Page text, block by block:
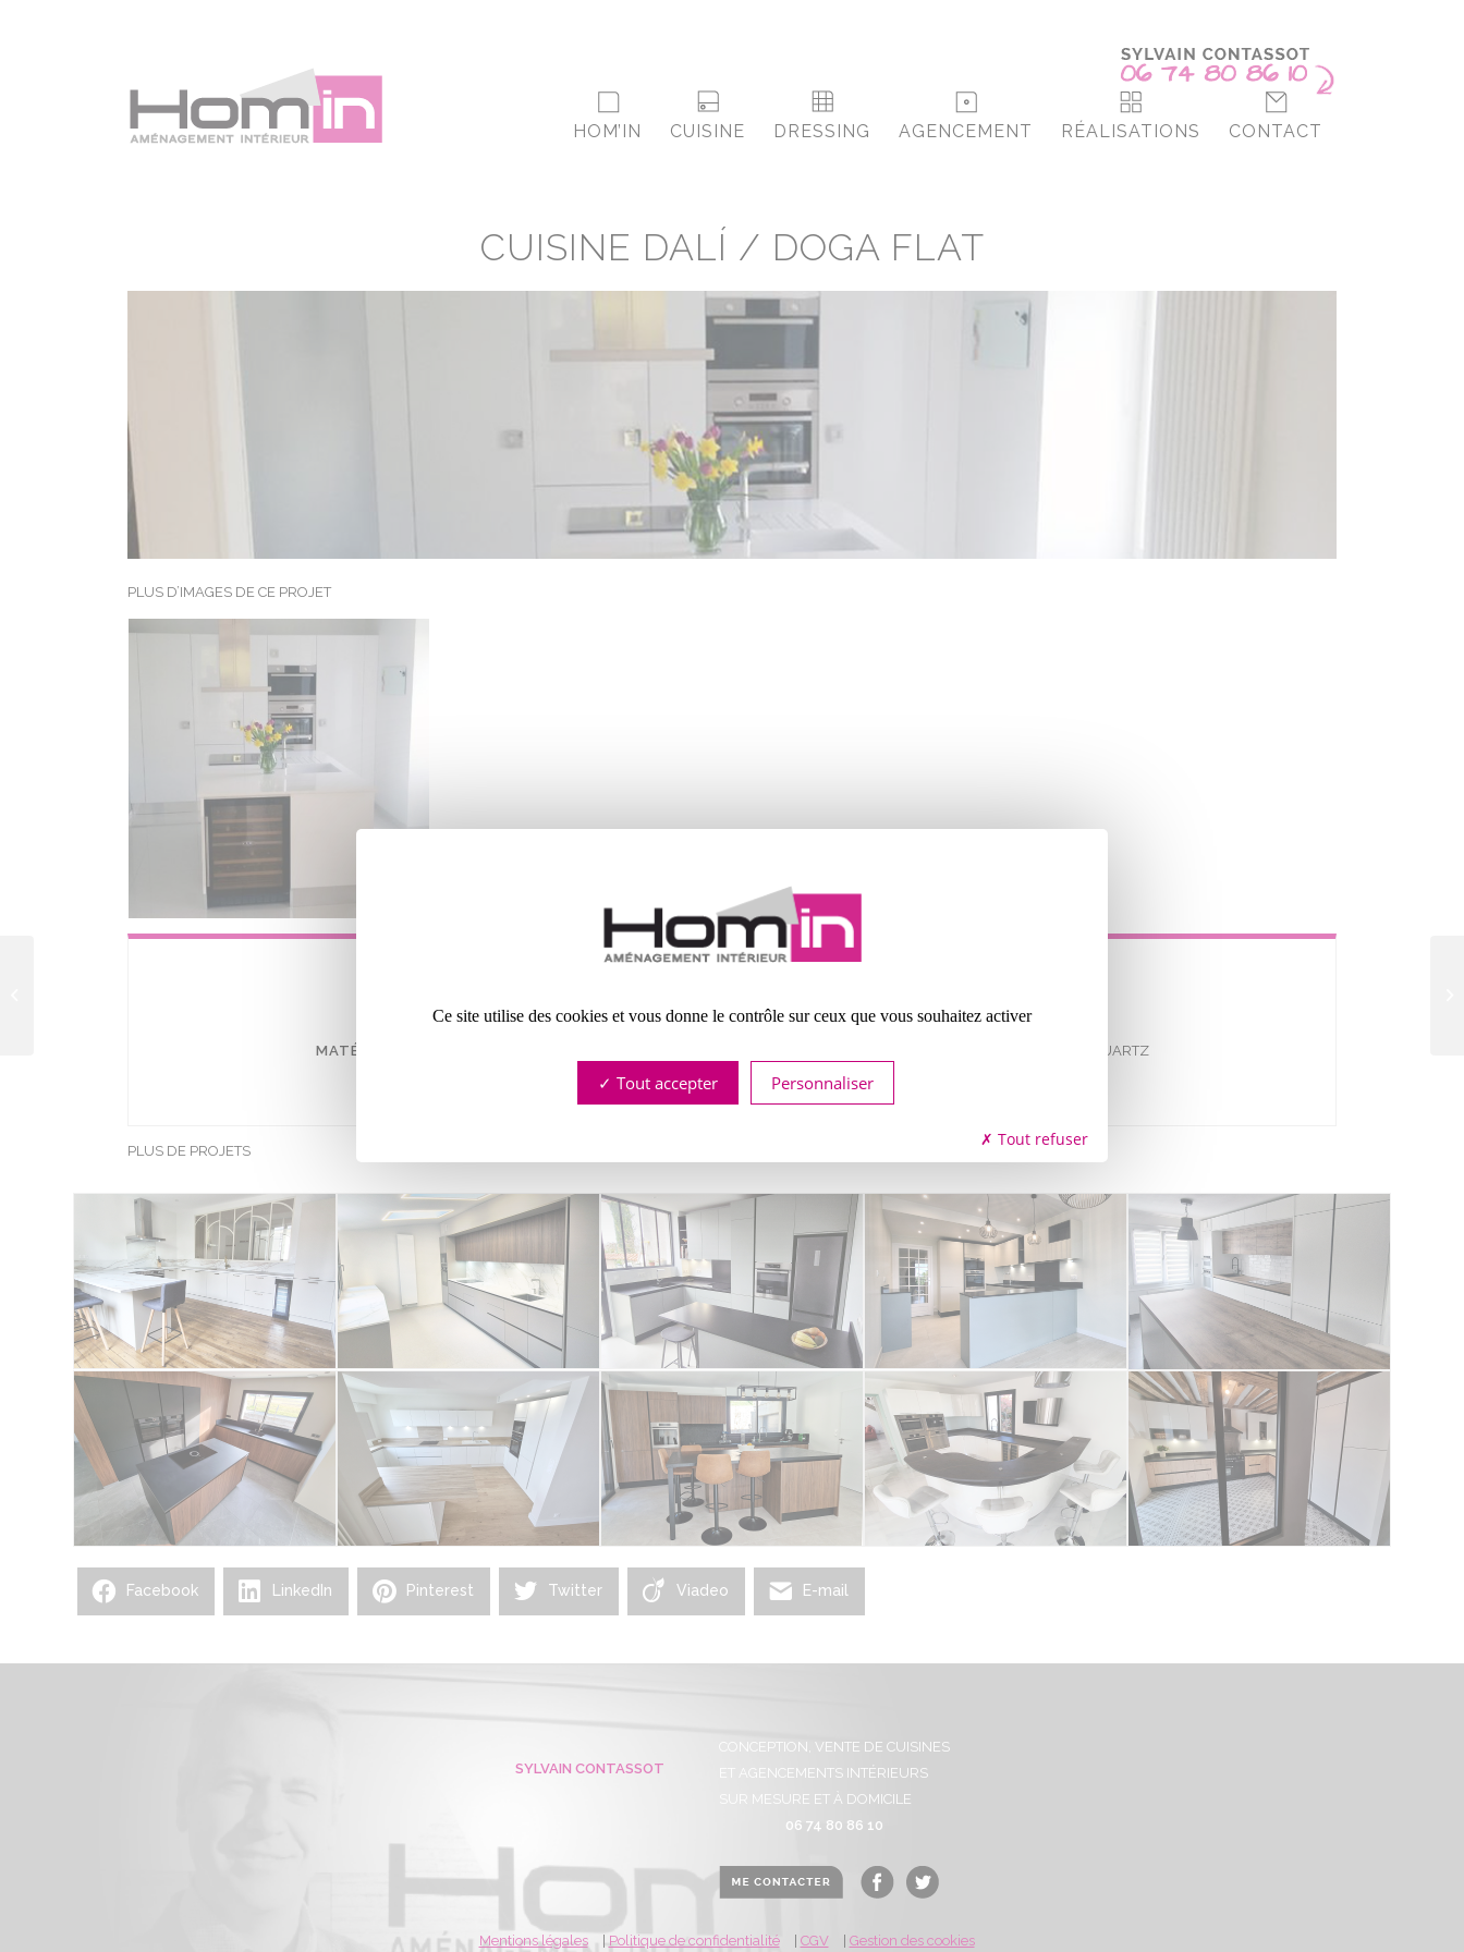
HOM’IN CUISINE DRESSING AGENCEMENT RÉALISATIONS CONTACT
CUISINE DALÍ / DOGA FLAT
PLUS D’IMAGES DE CE PROJET
COULEURS: BLANC BRILLANT ET BLANCO ZEUS
MATÉRIAUX UTILISÉS : FAÇADES EN POLYMÈRE SUR PANNEAU MDF, ÉPAISSEUR 22 MM ET PLAN DE TRAVAIL EN QUARTZ
DIVERS : CUISINE AVEC ÎLOT ET POIGNÉES QUADRA
PLUS DE PROJETS
Facebook LinkedIn Pinterest Twitter Viadeo E-mail
SYLVAIN CONTASSOT
CONCEPTION, VENTE DE CUISINES
ET AGENCEMENTS INTÉRIEURS
SUR MESURE ET À DOMICILE
06 74 80 86 10
Mentions légales | Politique de confidentialité | CGV | Gestion des cookies
Ce site utilise des cookies et vous donne le contrôle sur ceux que vous souhaitez activer
Tout accepter
Tout refuser
Personnaliser